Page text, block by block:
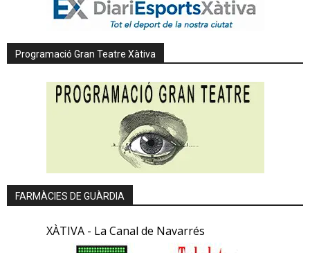
Programació Gran Teatre Xàtiva
FARMÀCIES DE GUÀRDIA
XÀTIVA - La Canal de Navarrés